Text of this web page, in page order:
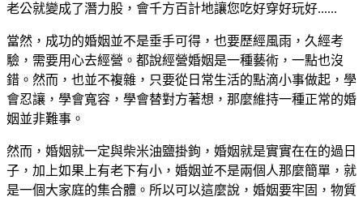
老公就變成了潛力股，會千方百計地讓您吃好穿好玩好......
當然，成功的婚姻並不是垂手可得，也要歷經風雨，久經考
驗，需要用心去經營。都說經營婚姻是一種藝術，一點也沒
錯。然而，也並不複雜，只要從日常生活的點滴小事做起，學
會忍讓，學會寬容，學會替對方著想，那麼維持一種正常的婚
姻並非難事。
然而，婚姻就一定與柴米油鹽掛鉤，婚姻就是實實在在的過日
子，加上如果上有老下有小，婚姻並不是兩個人那麼簡單，就
是一個大家庭的集合體。所以可以這麼說，婚姻要牢固，物質